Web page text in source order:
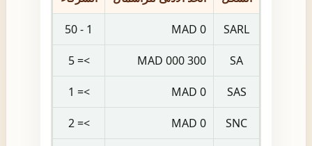
SARL
0 MAD
1 - 50
SA
300 000 MAD
>= 5
SAS
0 MAD
>= 1
SNC
0 MAD
>= 2